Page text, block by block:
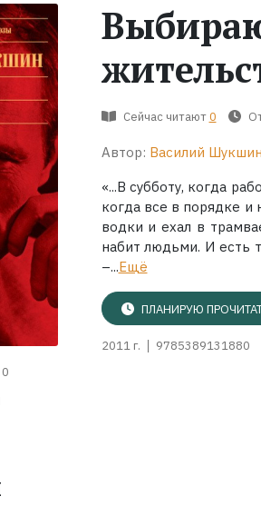
0
Сейчас читают 0
Автор: Василий Шукшин
«...В субботу, когда
когда все в порядке
водки и ехал в
набит людьми. И есть
–...Ещё
ПЛАНИРУЮ
2011 г. 9785389131880